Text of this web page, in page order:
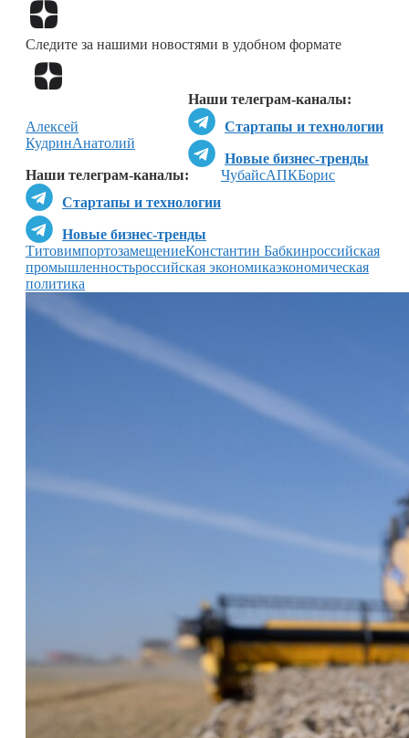
Следите за нашими новостями в удобном формате
Наши телеграм-каналы:
Стартапы и технологии
Новые бизнес-тренды
Наши телеграм-каналы:
Стартапы и технологии
Новые бизнес-тренды
Алексей
КудринАнатолий
ЧубайсАПКБорис
ТитовимпортозамещениеКонстантин Бабкинроссийская
промышленностьроссийская экономикаэкономическая
политика